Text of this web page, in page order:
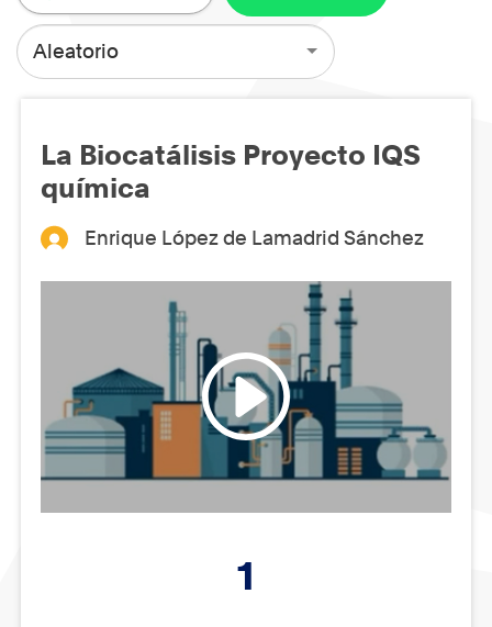
Aleatorio
La Biocatálisis Proyecto IQS
química
Enrique López de Lamadrid Sánchez
1